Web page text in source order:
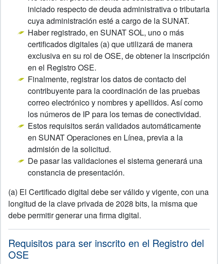
iniciado respecto de deuda administrativa o tributaria
cuya administración esté a cargo de la SUNAT.
Haber registrado, en SUNAT SOL, uno o más
certificados digitales (a) que utilizará de manera
exclusiva en su rol de OSE, de obtener la inscripción
en el Registro OSE.
Finalmente, registrar los datos de contacto del
contribuyente para la coordinación de las pruebas
correo electrónico y nombres y apellidos. Así como
los números de IP para los temas de conectividad.
Estos requisitos serán validados automáticamente
en SUNAT Operaciones en Línea, previa a la
admisión de la solicitud.
De pasar las validaciones el sistema generará una
constancia de presentación.
(a) El Certificado digital debe ser válido y vigente, con una
longitud de la clave privada de 2028 bits, la misma que
debe permitir generar una firma digital.
Requisitos para ser inscrito en el Registro del
OSE